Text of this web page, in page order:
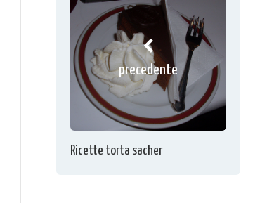
precedente
Ricette torta sacher